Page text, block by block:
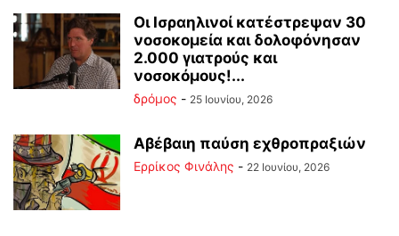
Οι Ισραηλινοί κατέστρεψαν 30
νοσοκομεία και δολοφόνησαν
2.000 γιατρούς και
νοσοκόμους!...
δρόμος - 25 Ιουνίου, 2026
Αβέβαιη παύση εχθροπραξιών
Ερρίκος Φινάλης - 22 Ιουνίου, 2026